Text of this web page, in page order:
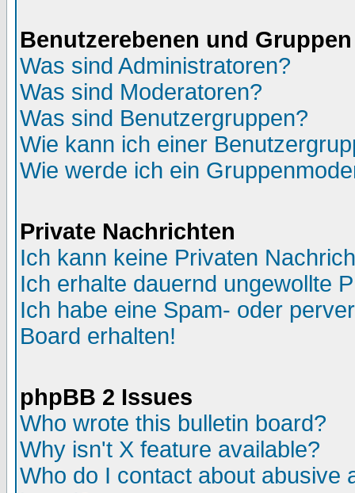
Benutzerebenen und Gruppen
Was sind Administratoren?
Was sind Moderatoren?
Was sind Benutzergruppen?
Wie kann ich einer
Wie werde ich ein
Private Nachrichten
Ich kann keine Privaten
Ich erhalte dauernd ungewollte
Ich habe eine Spam- oder
Board erhalten!
phpBB 2 Issues
Who wrote this bulletin board?
Why isn't X feature available?
Who do I contact about abusive